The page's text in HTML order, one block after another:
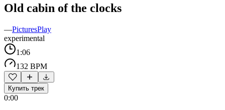
Old cabin of the clocks
—PicturesPlay
experimental
1:06
132 BPM
Купить трек
0:00